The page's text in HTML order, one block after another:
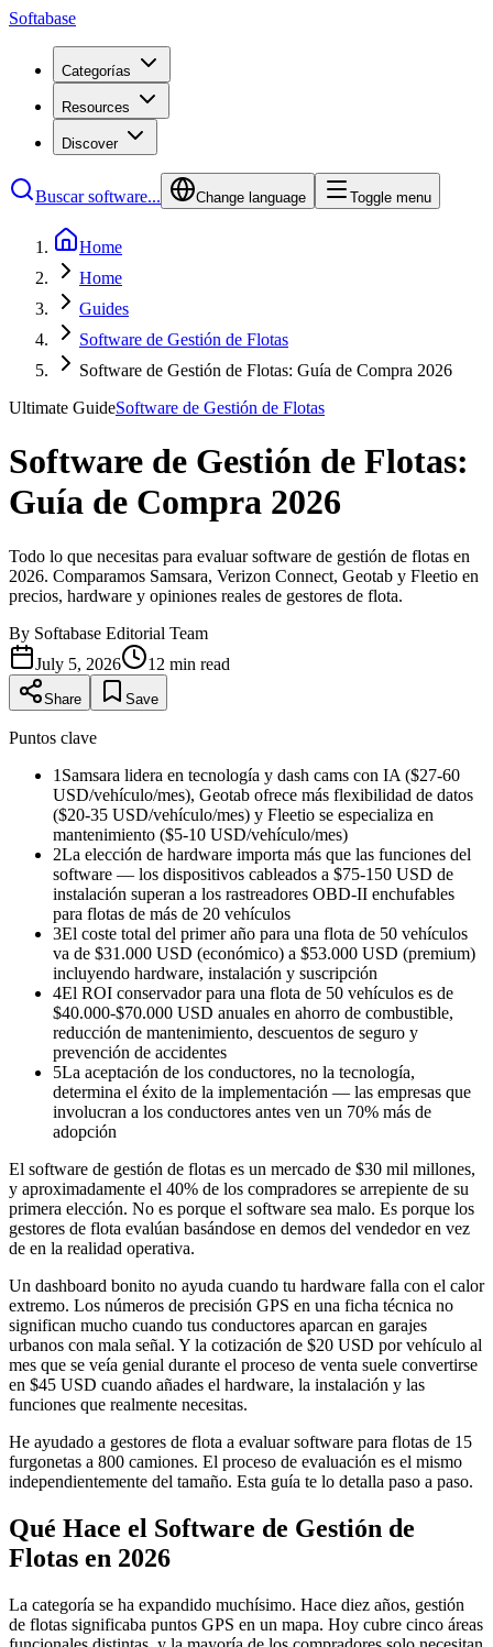
Softabase
Categorías
Resources
Discover
Buscar software... Change language Toggle menu
Home
Home
Guides
Software de Gestión de Flotas
Software de Gestión de Flotas: Guía de Compra 2026
Ultimate GuideSoftware de Gestión de Flotas
Software de Gestión de Flotas:
Guía de Compra 2026
Todo lo que necesitas para evaluar software de gestión de flotas en
2026. Comparamos Samsara, Verizon Connect, Geotab y Fleetio en
precios, hardware y opiniones reales de gestores de flota.
By Softabase Editorial Team
July 5, 2026
12 min read
Share Save
Puntos clave
1 Samsara lidera en tecnología y dash cams con IA ($27-60
USD/vehículo/mes), Geotab ofrece más flexibilidad de datos
($20-35 USD/vehículo/mes) y Fleetio se especializa en
mantenimiento ($5-10 USD/vehículo/mes)
2La elección de hardware importa más que las funciones del
software — los dispositivos cableados a $75-150 USD de
instalación superan a los rastreadores OBD-II enchufables
para flotas de más de 20 vehículos
3El coste total del primer año para una flota de 50 vehículos
va de $31.000 USD (económico) a $53.000 USD (premium)
incluyendo hardware, instalación y suscripción
4El ROI conservador para una flota de 50 vehículos es de
$40.000-$70.000 USD anuales en ahorro de combustible,
reducción de mantenimiento, descuentos de seguro y
prevención de accidentes
5La aceptación de los conductores, no la tecnología,
determina el éxito de la implementación — las empresas que
involucran a los conductores antes ven un 70% más de
adopción
El software de gestión de flotas es un mercado de $30 mil millones,
y aproximadamente el 40% de los compradores se arrepiente de su
primera elección. No es porque el software sea malo. Es porque los
gestores de flota evalúan basándose en demos del vendedor en vez
de en la realidad operativa.
Un dashboard bonito no ayuda cuando tu hardware falla con el calor
extremo. Los números de precisión GPS en una ficha técnica no
significan mucho cuando tus conductores aparcan en garajes
urbanos con mala señal. Y la cotización de $20 USD por vehículo al
mes que se veía genial durante el proceso de venta suele convertirse
en $45 USD cuando añades el hardware, la instalación y las
funciones que realmente necesitas.
He ayudado a gestores de flota a evaluar software para flotas de 15
furgonetas a 800 camiones. El proceso de evaluación es el mismo
independientemente del tamaño. Esta guía te lo detalla paso a paso.
Qué Hace el Software de Gestión de
Flotas en 2026
La categoría se ha expandido muchísimo. Hace diez años, gestión
de flotas significaba puntos GPS en un mapa. Hoy cubre cinco áreas